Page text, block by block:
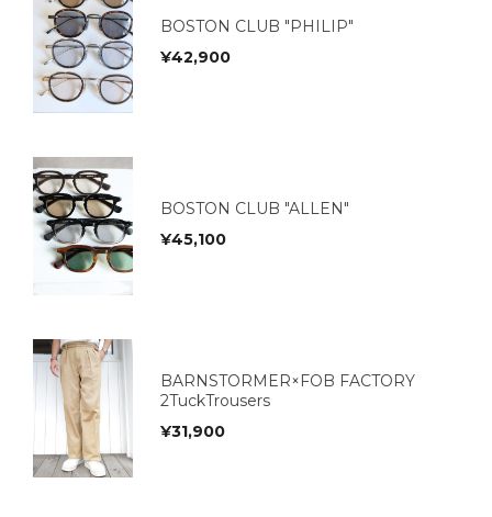
BOSTON CLUB "PHILIP"
¥42,900
BOSTON CLUB "ALLEN"
¥45,100
BARNSTORMER×FOB FACTORY
2TuckTrousers
¥31,900